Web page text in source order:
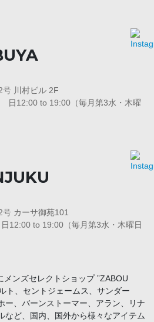
号 川村ビル 2F
日12:00 to 19:00（毎月第3水・木曜
カーサ御苑101
12:00 to 19:00（毎月第3水・木曜日
ンズセレクトショップ ”ZABOU
ト、セントジェームス、サンダー
ー、バーンストーマー、アラン、リナ
など、国内、国外から様々なアイテム